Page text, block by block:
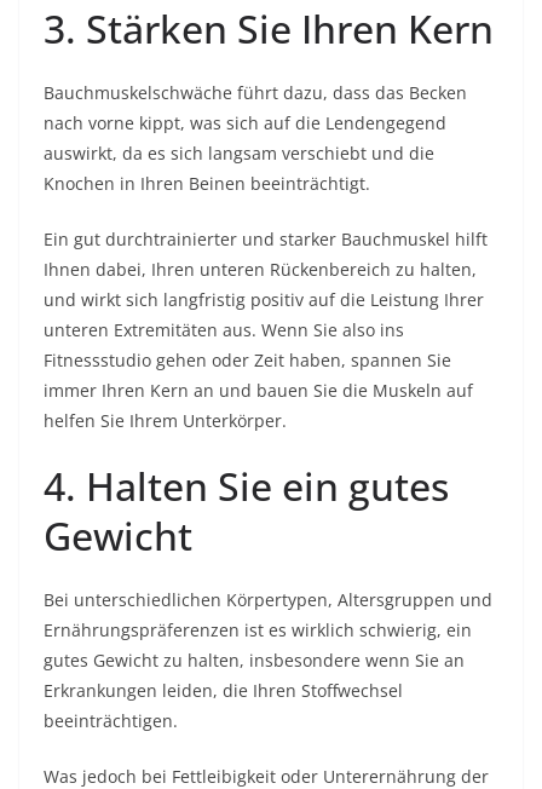
3. Stärken Sie Ihren Kern
Bauchmuskelschwäche führt dazu, dass das Becken
nach vorne kippt, was sich auf die Lendengegend
auswirkt, da es sich langsam verschiebt und die
Knochen in Ihren Beinen beeinträchtigt.
Ein gut durchtrainierter und starker Bauchmuskel hilft
Ihnen dabei, Ihren unteren Rückenbereich zu halten,
und wirkt sich langfristig positiv auf die Leistung Ihrer
unteren Extremitäten aus. Wenn Sie also ins
Fitnessstudio gehen oder Zeit haben, spannen Sie
immer Ihren Kern an und bauen Sie die Muskeln auf
helfen Sie Ihrem Unterkörper.
4. Halten Sie ein gutes
Gewicht
Bei unterschiedlichen Körpertypen, Altersgruppen und
Ernährungspräferenzen ist es wirklich schwierig, ein
gutes Gewicht zu halten, insbesondere wenn Sie an
Erkrankungen leiden, die Ihren Stoffwechsel
beeinträchtigen.
Was jedoch bei Fettleibigkeit oder Unterernährung der